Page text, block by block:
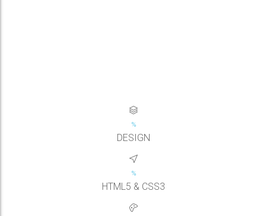
DESIGN
HTML5 & CSS3